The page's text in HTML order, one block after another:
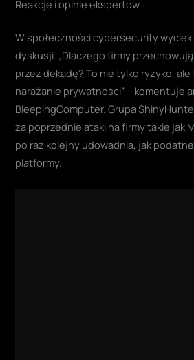
Reakcje i opinie ekspertów
W społeczności cybersecurity wyciek
dyskusji. „Dlaczego firmy
przez dekadę? To nie tylko ryzyko,
narażanie prywatności” – komentuje
BleepingComputer. Grupa
za poprzednie ataki na firmy takie jak
po raz kolejny udowadnia, jak
platformy.